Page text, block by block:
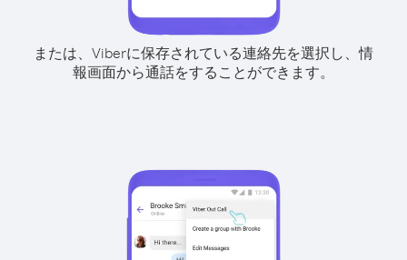
または、Viberに保存されている連絡先を選択し、情
報画面から通話をすることができます。